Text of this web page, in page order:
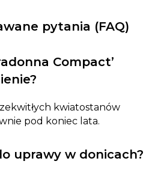
pytania (FAQ)
Compact’
kwiatostanów
pod koniec lata.
uprawy w donicach?